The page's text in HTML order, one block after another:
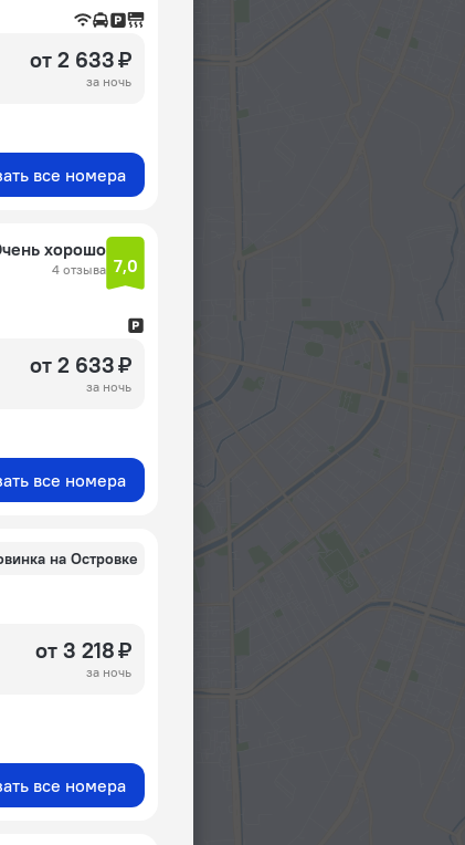
от 2 633 ₽
за ночь
все номера
хорошо
4 отзыва 7,0
от 2 633 ₽
за ночь
все номера
на Островке
от 3 218 ₽
за ночь
все номера